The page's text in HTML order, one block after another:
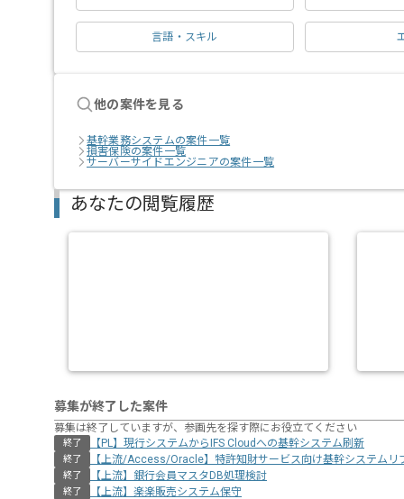
言語・スキル
他の案件を見る
基幹業務システムの案件一覧
損害保険の案件一覧
サーバーサイドエンジニアの案件一覧
あなたの閲覧履歴
募集が終了した案件
募集は終了していますが、参画先を探す際にお役立てください
終了 【PL】現行システムからIFS Cloudへの基幹システム刷新
終了 【上流/Access/Oracle】特許知財サービス向け基幹システムリ
終了 【上流】銀行会員マスタDB処理検討
終了 【上流】楽楽販売システム保守